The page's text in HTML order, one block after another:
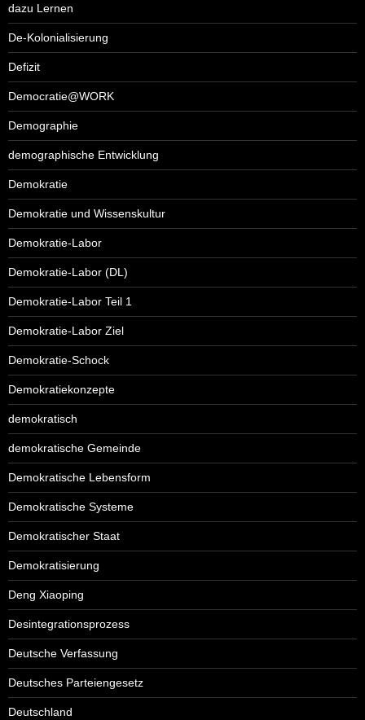
dazu Lernen
De-Kolonialisierung
Defizit
Democratie@WORK
Demographie
demographische Entwicklung
Demokratie
Demokratie und Wissenskultur
Demokratie-Labor
Demokratie-Labor (DL)
Demokratie-Labor Teil 1
Demokratie-Labor Ziel
Demokratie-Schock
Demokratiekonzepte
demokratisch
demokratische Gemeinde
Demokratische Lebensform
Demokratische Systeme
Demokratischer Staat
Demokratisierung
Deng Xiaoping
Desintegrationsprozess
Deutsche Verfassung
Deutsches Parteiengesetz
Deutschland